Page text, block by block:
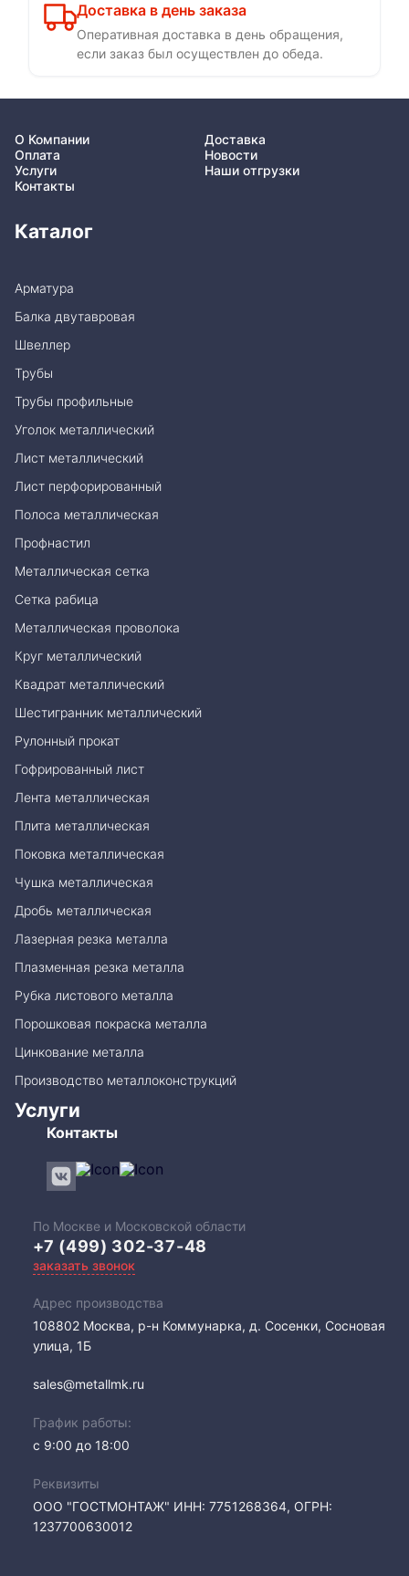
Доставка в день заказа
Оперативная доставка в день обращения,
если заказ был осуществлен до обеда.
О Компании
Доставка
Оплата
Новости
Услуги
Наши отгрузки
Контакты
Каталог
Арматура
Балка двутавровая
Швеллер
Трубы
Трубы профильные
Уголок металлический
Лист металлический
Лист перфорированный
Полоса металлическая
Профнастил
Металлическая сетка
Сетка рабица
Металлическая проволока
Круг металлический
Квадрат металлический
Шестигранник металлический
Рулонный прокат
Гофрированный лист
Лента металлическая
Плита металлическая
Поковка металлическая
Чушка металлическая
Дробь металлическая
Лазерная резка металла
Плазменная резка металла
Рубка листового металла
Порошковая покраска металла
Цинкование металла
Производство металлоконструкций
Услуги
Контакты
По Москве и Московской области
+7 (499) 302-37-48
заказать звонок
Адрес производства
108802​ Москва, р-н Коммунарка, д. Сосенки, Сосновая
улица, 1Б
sales@metallmk.ru
График работы:
с 9:00 до 18:00
Реквизиты
ООО "ГОСТМОНТАЖ" ИНН: 7751268364, ОГРН:
1237700630012